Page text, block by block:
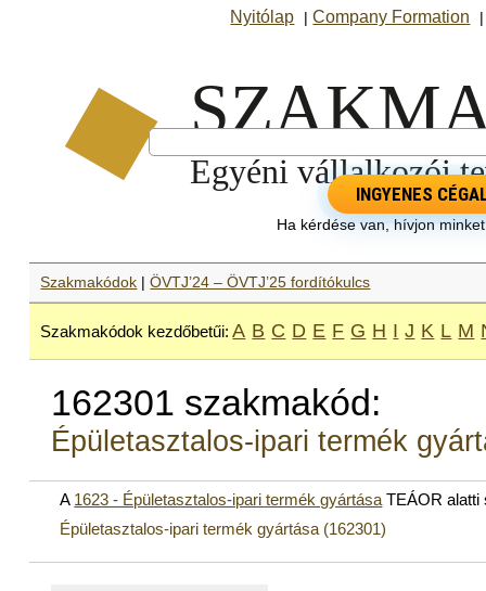
Nyitólap |Company Formation
INGYENES
Ha kérdése van, hívjon
Szakmakódok |ÖVTJ’24 – ÖVTJ’25 fordítókulcs
Szakmakódok kezdőbetűi: A B C D E F G H I J K L M
162301 szakmakód:
Épületasztalos-ipari termék
A 1623 - Épületasztalos-ipari termék gyártása TEÁOR
Épületasztalos-ipari termék gyártása (162301)